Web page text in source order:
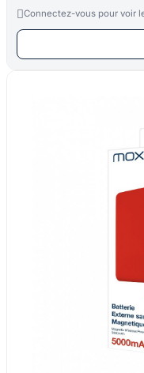
Connectez-vous pour voir